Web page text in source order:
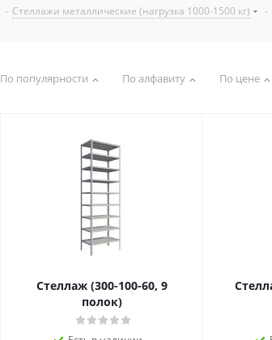
- Стеллажи металлические (нагрузка 1000-1500 кг) -
По популярности По алфавиту По цене
Стеллаж (300-100-60, 9
полок)